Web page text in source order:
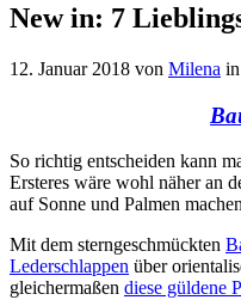
New in: 7
12. Januar 2018 von Milena in
So richtig entscheiden kann
Ersteres wäre wohl näher an
auf Sonne und Palmen
Mit dem sterngeschmückten
Lederschlappen über
gleichermaßen diese güldene